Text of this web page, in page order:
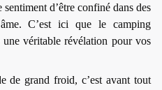
d’être confiné dans des
C’est ici que le camping
véritable révélation pour vos
de grand froid, c’est avant tout